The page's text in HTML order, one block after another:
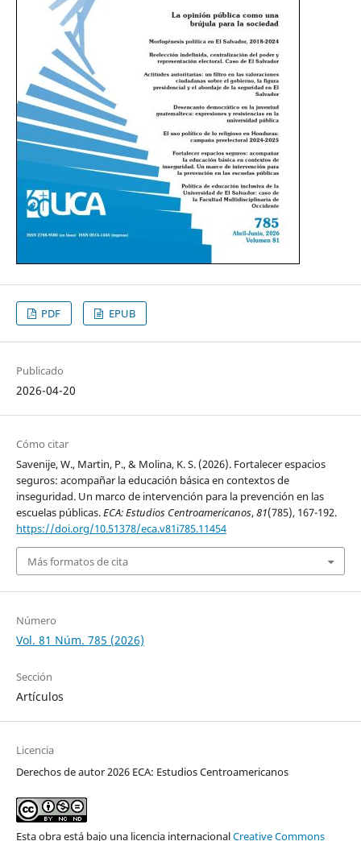
PDF EPUB
Publicado
2026-04-20
Cómo citar
Savenije, W., Martin, P., & Molina, K. S. (2026). Fortalecer espacios
seguros: acompañar la educación básica en contextos de
inseguridad. Un marco de intervención para la prevención en las
escuelas públicas.ECA: Estudios Centroamericanos,81(785), 167-192.
https://doi.org/10.51378/eca.v81i785.11454
Más formatos de cita
Número
Vol. 81 Núm. 785 (2026)
Sección
Artículos
Licencia
Derechos de autor 2026 ECA: Estudios Centroamericanos
Esta obra está bajo una licencia internacionalCreative Commons